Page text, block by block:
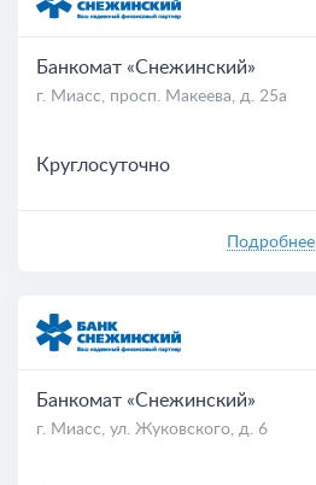
Банкомат «Снежинский»
г. Миасс, просп. Макеева, д. 25а
Круглосуточно
Подробнее
Банкомат «Снежинский»
г. Миасс, ул. Жуковского, д. 6